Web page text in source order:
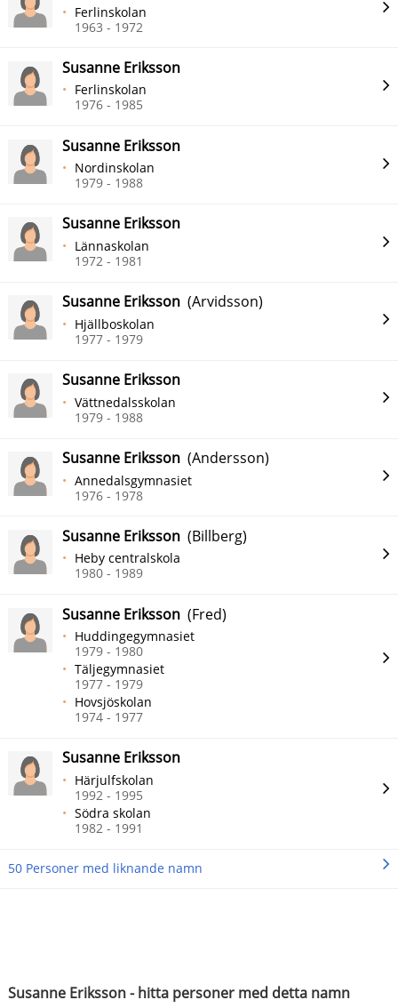
Susanne Eriksson - hitta personer med detta namn
Ferlinskolan
1963 - 1972
Susanne Eriksson
Ferlinskolan
1976 - 1985
Susanne Eriksson
Nordinskolan
1979 - 1988
Susanne Eriksson
Lännaskolan
1972 - 1981
Susanne Eriksson (Arvidsson)
Hjällboskolan
1977 - 1979
Susanne Eriksson
Vättnedalsskolan
1979 - 1988
Susanne Eriksson (Andersson)
Annedalsgymnasiet
1976 - 1978
Susanne Eriksson (Billberg)
Heby centralskola
1980 - 1989
Susanne Eriksson (Fred)
Huddingegymnasiet
1979 - 1980
Täljegymnasiet
1977 - 1979
Hovsjöskolan
1974 - 1977
Susanne Eriksson
Härjulfskolan
1992 - 1995
Södra skolan
1982 - 1991
50 Personer med liknande namn